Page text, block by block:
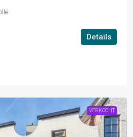
Details
VERKOCHT